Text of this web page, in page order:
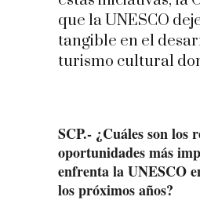
que la UNESCO
tangible en el
turismo cultural
SCP.- ¿Cuáles son los
oportunidades más
enfrenta la UNESCO
los próximos años?